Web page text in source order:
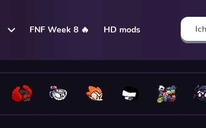
FNF Week 8 🔥 HD mods